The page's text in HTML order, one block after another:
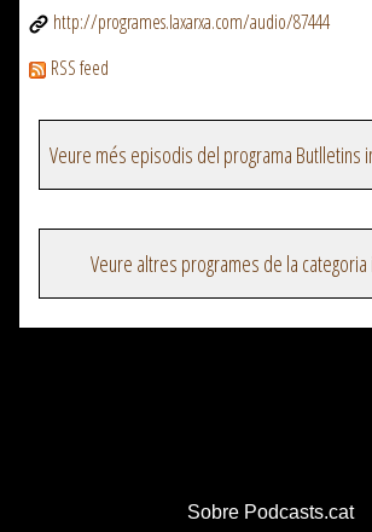
http://programes.laxarxa.com/audio/87444
RSS feed
Veure altres programes de la
Sobre Podcasts.cat